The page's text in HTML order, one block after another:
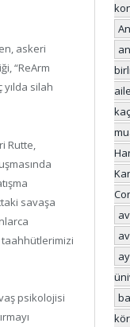
askeri
“ReArm
silah
Rutte,
savaşa
taahhütlerimizi
psikolojisi